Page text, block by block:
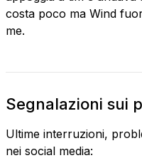
costa poco ma Wind
me.
Segnalazioni sui
Ultime interruzioni,
nei social media: